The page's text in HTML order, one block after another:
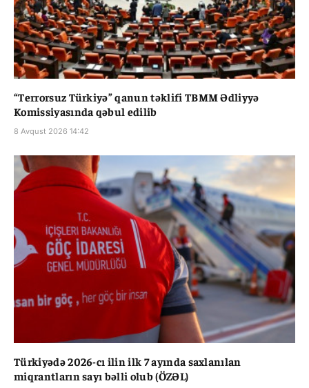
“Terrorsuz Türkiyə” qanun təklifi TBMM Ədliyyə
Komissiyasında qəbul edilib
8 Avqust 2026 14:42
Türkiyədə 2026-cı ilin ilk 7 ayında saxlanılan
miqrantların sayı bəlli olub (ÖZƏL)